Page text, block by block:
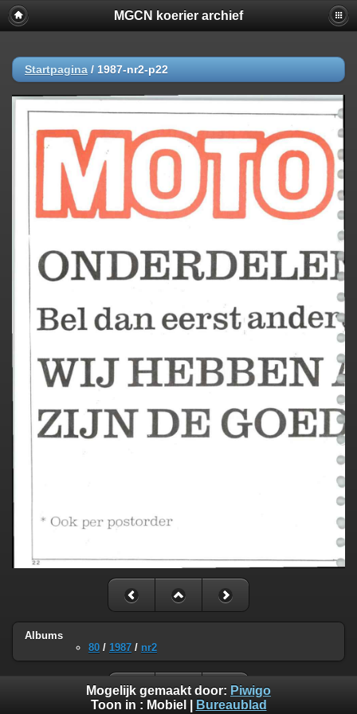
MGCN koerier archief
Startpagina / 1987-nr2-p22
Albums
80 / 1987 / nr2
Mogelijk gemaakt door: Piwigo
Toon in : Mobiel Bureaublad